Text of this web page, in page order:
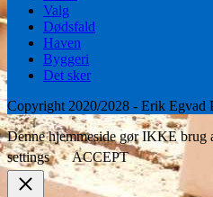
Valg
Dødsfald
Haven
Byggeri
Det sker
Copyright 2020/2028 - Erik Egvad
Denne hjemmeside gør IKKE brug
settings
ACCEPT